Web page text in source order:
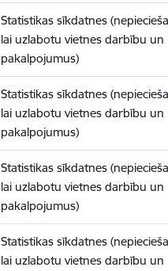
Statistikas sīkdatnes
lai uzlabotu vietnes darbību un
pakalpojumus)
Statistikas sīkdatnes
lai uzlabotu vietnes darbību un
pakalpojumus)
Statistikas sīkdatnes
lai uzlabotu vietnes darbību un
pakalpojumus)
Statistikas sīkdatnes
lai uzlabotu vietnes darbību un